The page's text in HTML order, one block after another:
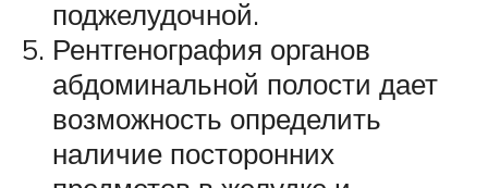
поджелудочной.
Рентгенография органов
абдоминальной полости дает
возможность определить
наличие посторонних